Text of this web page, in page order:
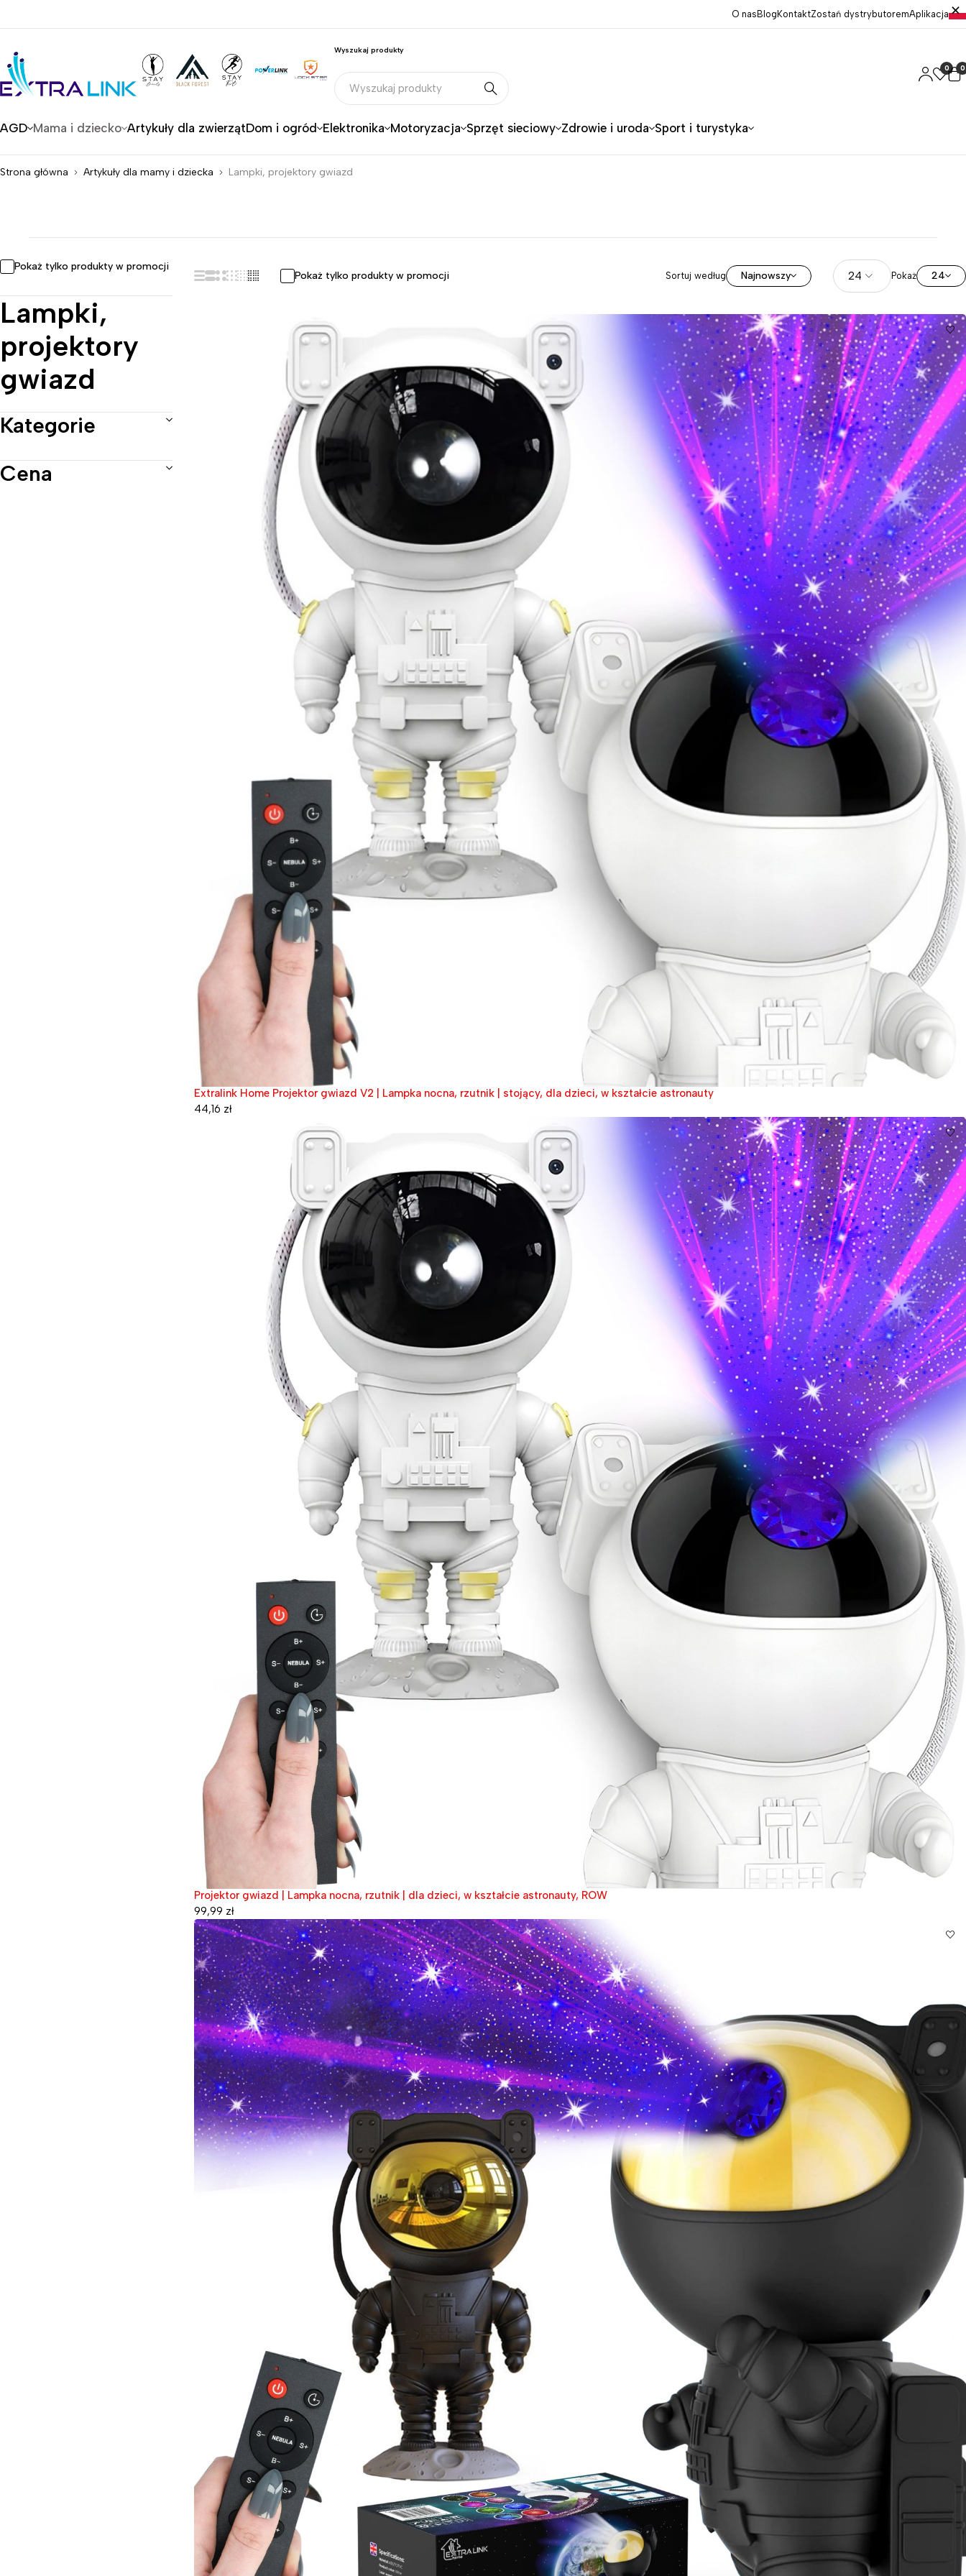
O nas Blog KontaktZostań dystrybutoremAplikacja
Wyszukaj produkty
0 0
AGD Mama i dziecko Artykuły dla zwierzątDom i ogród Elektronika Motoryzacja Sprzęt sieciowy Zdrowie i uroda Sport i turystyka
Strona główna Artykuły dla mamy i dziecka Lampki, projektory gwiazd
Pokaż tylko produkty w promocji
Lampki,
projektory
gwiazd
Kategorie
Cena
Pokaż tylko produkty w promocji Sortuj według Najnowszy Pokaż 24
Extralink Home Projektor gwiazd V2 | Lampka nocna, rzutnik | stojący, dla dzieci, w kształcie astronauty
44,16 zł
Projektor gwiazd | Lampka nocna, rzutnik | dla dzieci, w kształcie astronauty, ROW
99,99 zł